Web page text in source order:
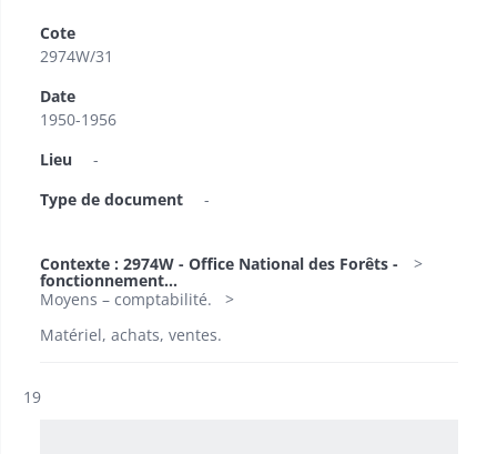
Cote
2974W/31
Date
1950-1956
Lieu
-
Type de document
-
Contexte : 2974W - Office National des Forêts -
fonctionnement...
Moyens – comptabilité.
Matériel, achats, ventes.
Résultat n°
19